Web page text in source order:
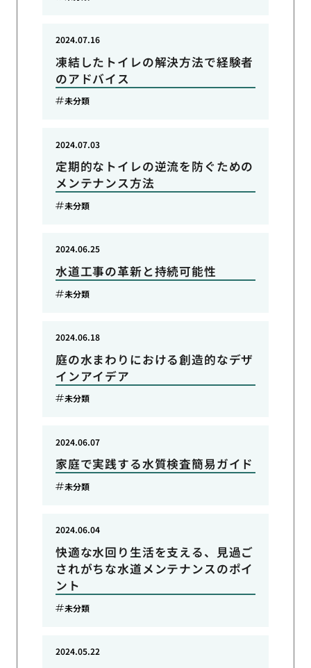
凍結したトイレの解決方法で経験者
のアドバイス
2024.07.16
未分類
定期的なトイレの逆流を防ぐための
メンテナンス方法
2024.07.03
未分類
水道工事の革新と持続可能性
2024.06.25
未分類
庭の水まわりにおける創造的なデザ
インアイデア
2024.06.18
未分類
家庭で実践する水質検査簡易ガイド
2024.06.07
未分類
快適な水回り生活を支える、見過ご
されがちな水道メンテナンスのポイ
ント
2024.06.04
未分類
2024.05.22